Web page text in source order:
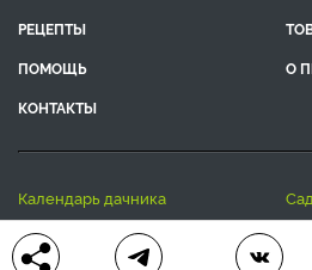
РЕЦЕПТЫ
ПОМОЩЬ
О
КОНТАКТЫ
календарь дачника
цветы и растения